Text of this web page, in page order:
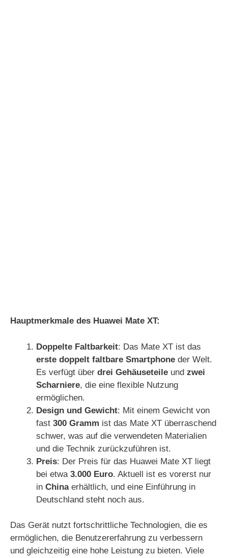
Hauptmerkmale des Huawei Mate XT:
Doppelte Faltbarkeit: Das Mate XT ist das
erste doppelt faltbare Smartphone der Welt.
Es verfügt über drei Gehäuseteile und zwei
Scharniere, die eine flexible Nutzung
ermöglichen.
Design und Gewicht: Mit einem Gewicht von
fast 300 Gramm ist das Mate XT überraschend
schwer, was auf die verwendeten Materialien
und die Technik zurückzuführen ist.
Preis: Der Preis für das Huawei Mate XT liegt
bei etwa 3.000 Euro. Aktuell ist es vorerst nur
in Chinaerhältlich, und eine Einführung in
Deutschland steht noch aus.
Das Gerät nutzt fortschrittliche Technologien, die es
ermöglichen, die Benutzererfahrung zu verbessern
und gleichzeitig eine hohe Leistung zu bieten. Viele